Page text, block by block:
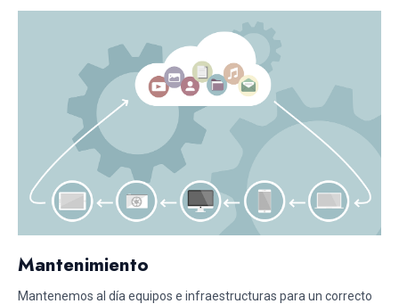
Mantenimiento
Mantenemos al día equipos e infraestructuras para un correcto